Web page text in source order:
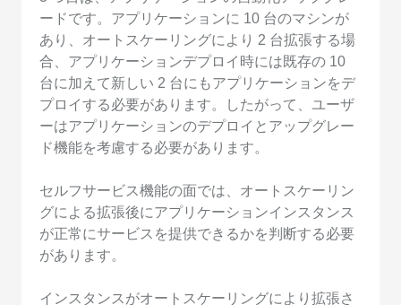
ードです。アプリケーションに 10 台のマシンが
あり、オートスケーリングにより 2 台拡張する場
合、アプリケーションデプロイ時には既存の 10
台に加えて新しい 2 台にもアプリケーションをデ
プロイする必要があります。したがって、ユーザ
ーはアプリケーションのデプロイとアップグレー
ド機能を考慮する必要があります。
セルフサービス機能の面では、オートスケーリン
グによる拡張後にアプリケーションインスタンス
が正常にサービスを提供できるかを判断する必要
があります。
インスタンスがオートスケーリングにより拡張さ